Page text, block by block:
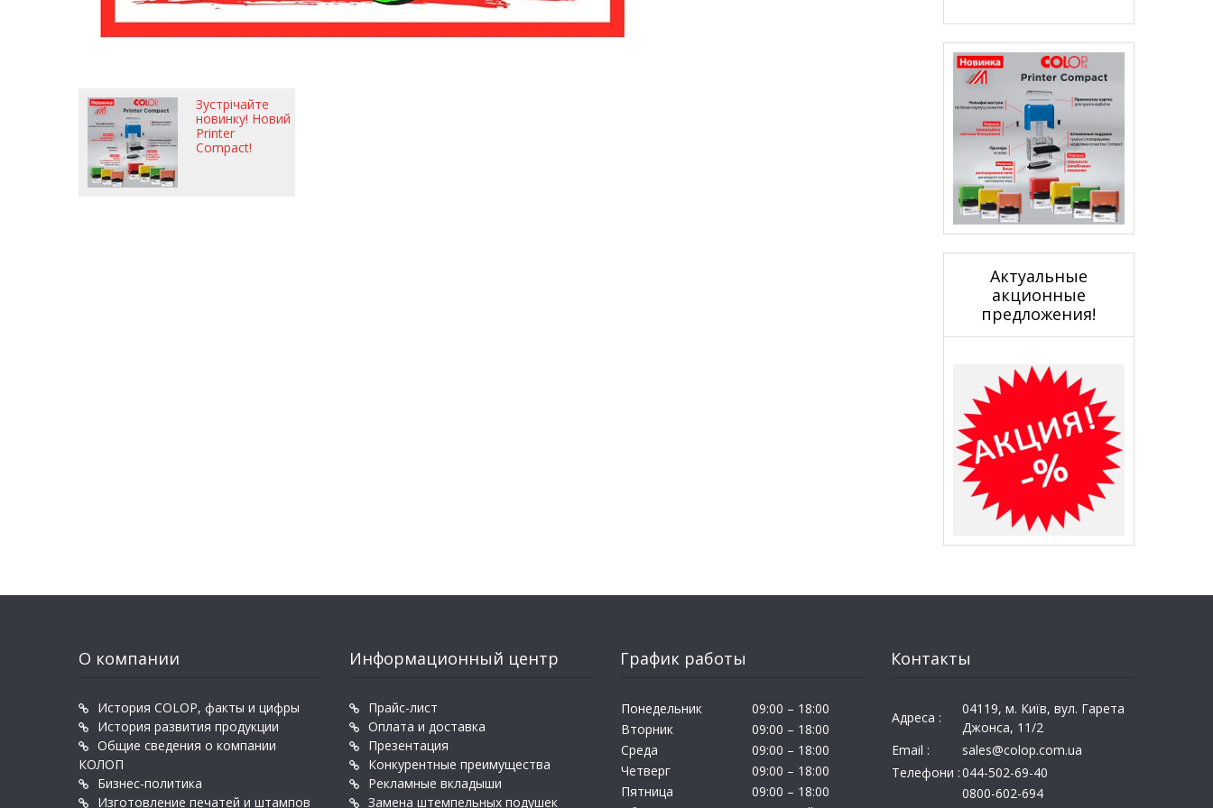
Зустрічайте
новинку! Новий
Printer
Compact!
Актуальные
акционные
предложения!
О компании
История COLOP, факты и цифры
История развития продукции
Общие сведения о компании
КОЛОП
Бизнес-политика
Изготовление печатей и штампов
Информационный центр
Прайс-лист
Оплата и доставка
Презентация
Конкурентные преимущества
Рекламные вкладыши
Замена штемпельных подушек
График работы
Понедельник
09:00 – 18:00
Вторник
09:00 – 18:00
Среда
09:00 – 18:00
Четверг
09:00 – 18:00
Пятница
09:00 – 18:00
Контакты
Адреса :
04119, м. Київ, вул. Гарета
Джонса, 11/2
Email :
sales@colop.com.ua
Телефони :044-502-69-40
0800-602-694